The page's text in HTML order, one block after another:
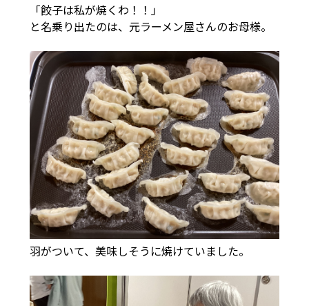
「餃子は私が焼くわ！！」
と名乗り出たのは、元ラーメン屋さんのお母様。
羽がついて、美味しそうに焼けていました。